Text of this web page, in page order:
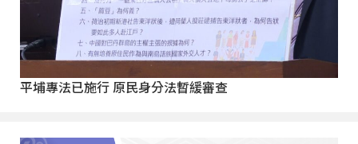
平埔專法已施行 原民身分法暫緩審查